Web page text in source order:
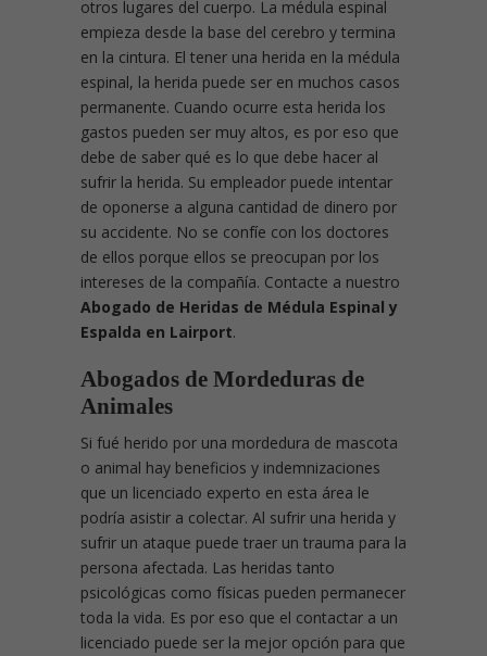
otros lugares del cuerpo. La médula espinal
empieza desde la base del cerebro y termina
en la cintura. El tener una herida en la médula
espinal, la herida puede ser en muchos casos
permanente. Cuando ocurre esta herida los
gastos pueden ser muy altos, es por eso que
debe de saber qué es lo que debe hacer al
sufrir la herida. Su empleador puede intentar
de oponerse a alguna cantidad de dinero por
su accidente. No se confíe con los doctores
de ellos porque ellos se preocupan por los
intereses de la compañía. Contacte a nuestro
Abogado de Heridas de Médula Espinal y
Espalda en Lairport.
Abogados de Mordeduras de
Animales
Si fué herido por una mordedura de mascota
o animal hay beneficios y indemnizaciones
que un licenciado experto en esta área le
podría asistir a colectar. Al sufrir una herida y
sufrir un ataque puede traer un trauma para la
persona afectada. Las heridas tanto
psicológicas como físicas pueden permanecer
toda la vida. Es por eso que el contactar a un
licenciado puede ser la mejor opción para que